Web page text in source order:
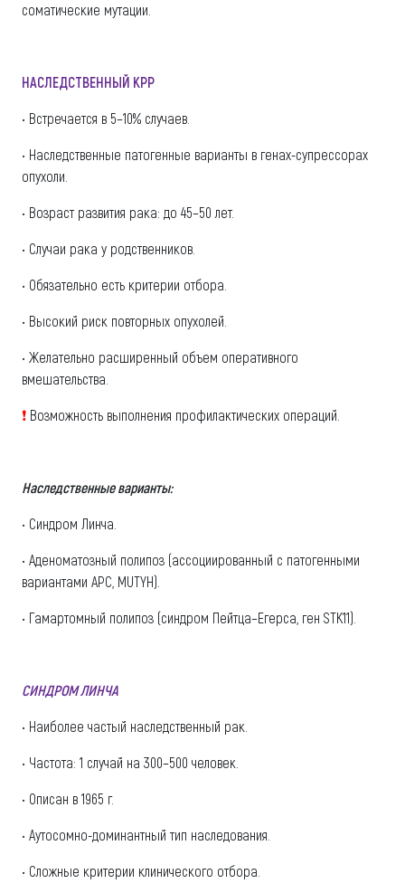
соматические мутации.
НАСЛЕДСТВЕННЫЙ КРР
• Встречается в 5–10% случаев.
• Наследственные патогенные варианты в генах-супрессорах
опухоли.
• Возраст развития рака: до 45–50 лет.
• Случаи рака у родственников.
• Обязательно есть критерии отбора.
• Высокий риск повторных опухолей.
• Желательно расширенный объем оперативного
вмешательства.
❗ Возможность выполнения профилактических операций.
Наследственные варианты:
• Синдром Линча.
• Аденоматозный полипоз (ассоциированный с патогенными
вариантами APC, MUTYH).
• Гамартомный полипоз (синдром Пейтца–Егерса, ген STK11).
СИНДРОМ ЛИНЧА
• Наиболее частый наследственный рак.
• Частота: 1 случай на 300–500 человек.
• Описан в 1965 г.
• Аутосомно-доминантный тип наследования.
• Сложные критерии клинического отбора.